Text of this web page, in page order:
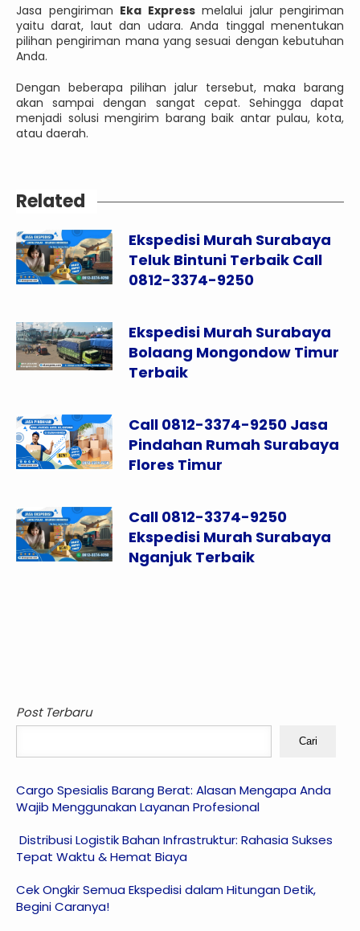
Jasa pengiriman Eka Expressmelalui jalur pengiriman
yaitu darat, laut dan udara. Anda tinggal menentukan
pilihan pengiriman mana yang sesuai dengan kebutuhan
Anda.
Dengan beberapa pilihan jalur tersebut, maka barang
akan sampai dengan sangat cepat. Sehingga dapat
menjadi solusi mengirim barang baik antar pulau, kota,
atau daerah.
Related
Ekspedisi Murah Surabaya
Teluk Bintuni Terbaik Call
0812-3374-9250
Ekspedisi Murah Surabaya
Bolaang Mongondow Timur
Terbaik
Call 0812-3374-9250 Jasa
Pindahan Rumah Surabaya
Flores Timur
Call 0812-3374-9250
Ekspedisi Murah Surabaya
Nganjuk Terbaik
Post Terbaru
Cari
Cargo Spesialis Barang Berat: Alasan Mengapa Anda
Wajib Menggunakan Layanan Profesional
Distribusi Logistik Bahan Infrastruktur: Rahasia Sukses
Tepat Waktu & Hemat Biaya
Cek Ongkir Semua Ekspedisi dalam Hitungan Detik,
Begini Caranya!